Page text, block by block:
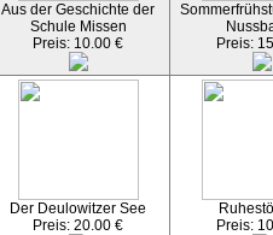
Aus der Geschichte der
Schule Missen
Preis: 10.00 €
Preis:
Der Deulowitzer See
Preis: 20.00 €
Preis: